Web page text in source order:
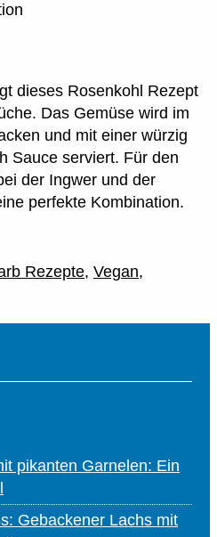
dieses Rosenkohl Rezept
Das Gemüse wird im
und mit einer würzig
Sauce serviert. Für den
der Ingwer und der
perfekte Kombination.
Rezepte, Vegan,
pikanten Garnelen: Ein
Gebackener Lachs mit